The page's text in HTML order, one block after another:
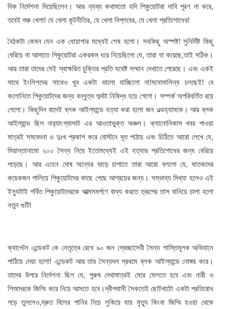
দিক নির্দেশনা দিয়েছিলেন। আর ন্যয্য কথামতো যদি পিকুয়োটরা দাবি পূরণ না করে,
তবেই শুরু খেলা! যে খেলা কূটনীতির, যে খেলা বিপ্লবের, যে খেলা প্রতিশোধের!
বৈঠকটা কেমন যেন এক ধোয়াশার মধ্যেই শেষ হলো। সবকিছু অস্পষ্ট! সুনির্দিষ্ট কিছু
বেরিয়ে না আসাতে পিকুয়োটরা একরকম ধরে নিয়েছিলো যে, তারা যা করেছে,তাই সঠিক।
আর তারা তাদের সেই স্বাক্ষরিত চুক্তির প্রতি যথেষ্ট সম্মান দেখাতে পেরেছে। এবং একই
সাথে ইংলিশদের সাথেও খুব একটা ভালো যাচ্ছিলো না!মনোমালিন্য চলছেই! বে
কলোনিতে পিকুয়োটদের জন্য বন্ধুত্ব শব্দটা নিষিদ্ধ হয়ে গেলো। সম্পর্ক অপরিবর্তিত রয়ে
গেলো। কিছুদিন বাদেই ব্লক আইল্যান্ডে হত্যা করা হলো জন ওল্ডহ্যামকে। আর ব্লক
আইল্যান্ড ছিল নার‍্যাংগ্যাসাট এর আওতাভুক্ত অঞ্চল। ক্যানোনিকাস খবর পাওয়া
মাত্রই সমবেদনা ও দুঃখ প্রকাশ করে বোস্টনে দূত পাঠায় এবং চিঠিতে আরো লেখে যে,
মিয়ান্তানামো ২০০ সৈন্য নিয়ে ইতোমধ্যেই এই হত্যার প্রতিশোধের জন্য বেরিয়ে
পড়েছে। আর এহেন দোষ অন্যের ঘাড়ে চাপাতে তারা আরো বললো যে, ঘাতকদের
কয়েকজন পালিয়ে পিকুয়োটদের কাছে গেছে আশ্রয়ের জন্য। সম্ভাব্য মিথ্যা হলেও এই
ইস্যুটাই গর্বিত পিকুয়োটদেরকে আত্মসমর্পণে বাধ্য করতে ত্রূপের তাস বানিয়ে চালা হলো
নতুন গুটি!
ক্যাপ্টেন এন্ডেকট কে নেতৃত্বে রেখে ৯০ জন স্বেচ্ছাসেবী সৈন্য শাস্তিমূলক অভিযানে
পাঠিয়ে দেয়া হলো! এন্ডেকট আর তার সৈন্যদল প্রথমে ব্লক আইল্যান্ডে নোঙ্গর করে।
তাদের উপরে নির্দেশনা ছিল যে, পুরুষ দেখামাত্রই মেরে ফেলতে হবে এবং নারী ও
শিশুদেরকে জিম্মি করে নিয়ে আসতে হবে।দ্বীপবাসী সৈকতেই ছোটখাটো একটা প্রতিরোধ
গড়ে তুললেও,দ্রুত বিলের পানির নিচে লুকিয়ে যায় মৃত্যু কিংবা জিম্মি হওয়া থেকে